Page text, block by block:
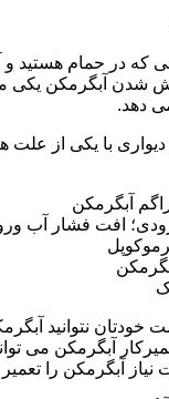
که در حمام هستید
آبگرمکن یکی
دهد.
با یکی از علت
آبگرمکن
افت فشار آب
نتوانید
آبگرمکن می
آبگرمکن را تعمیر